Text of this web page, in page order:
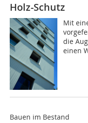
Holz-Schutz
Mit
die
einen
Bauen im Bestand